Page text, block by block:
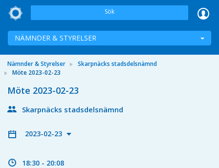
Sök
NÄMNDER & STYRELSER
Nämnder & Styrelser
Skarpnäcks stadsdelsnämnd
Möte 2023-02-23
Möte 2023-02-23
Skarpnäcks stadsdelsnämnd
2023-02-23
18:30 - 20:08